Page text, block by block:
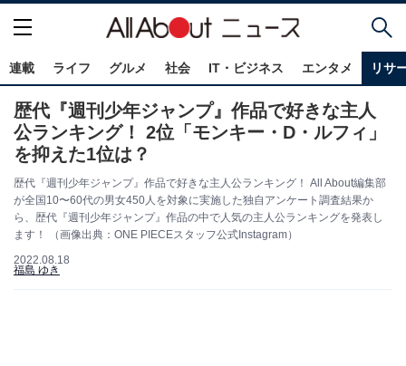
連載 ライフ グルメ 社会 IT・ビジネス エンタメ リサ
歴代『週刊少年ジャンプ』作品で好きな主人
公ランキング！ 2位「モンキー・D・ルフィ」
を抑えた1位は？
歴代『週刊少年ジャンプ』作品で好きな主人公ランキング！ All About編集部
が全国10〜60代の男女450人を対象に実施した独自アンケート調査結果か
ら、歴代『週刊少年ジャンプ』作品の中で人気の主人公ランキングを発表し
ます！ （画像出典：ONE PIECEスタッフ公式Instagram）
2022.08.18
福島 ゆき